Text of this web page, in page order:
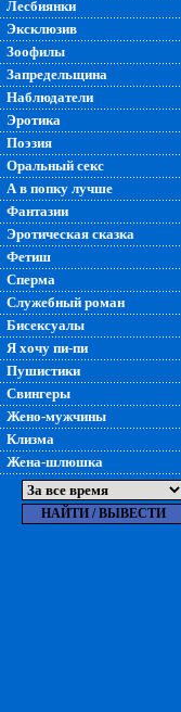
Лесбиянки
Эксклюзив
Зоофилы
Запредельщина
Наблюдатели
Эротика
Поэзия
Оральный секс
А в попку лучше
Фантазии
Эротическая сказка
Фетиш
Сперма
Служебный роман
Бисексуалы
Я хочу пи-пи
Пушистики
Свингеры
Жено-мужчины
Клизма
Жена-шлюшка